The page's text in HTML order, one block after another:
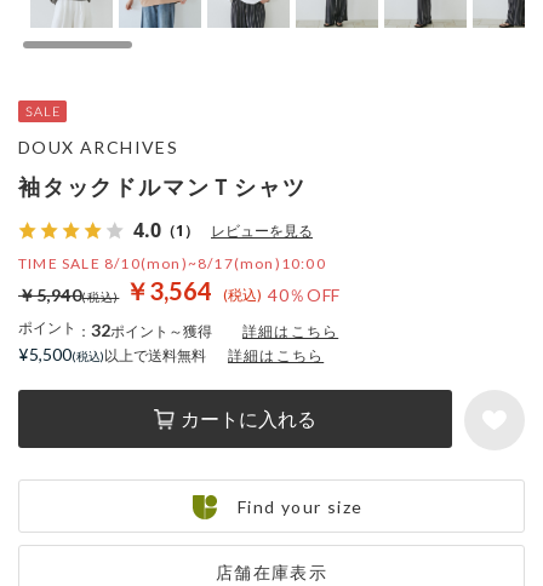
袖タックドルマンＴシャツ
4.0 （1） レビューを見る
TIME SALE 8/10(mon)~8/17(mon)10:00
￥3,564 40％OFF
￥5,940
ポイント ： 32ポイント～獲得 詳細はこちら
カートに入れる
店舗在庫表示
DOUX ARCHIVES
¥5,500 以上で送料無料 詳細はこちら
Find your size